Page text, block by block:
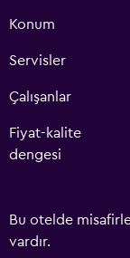
Konum
Servisler
Çalışanlar
Fiyat-kalite
dengesi
Bu otelde
vardır.